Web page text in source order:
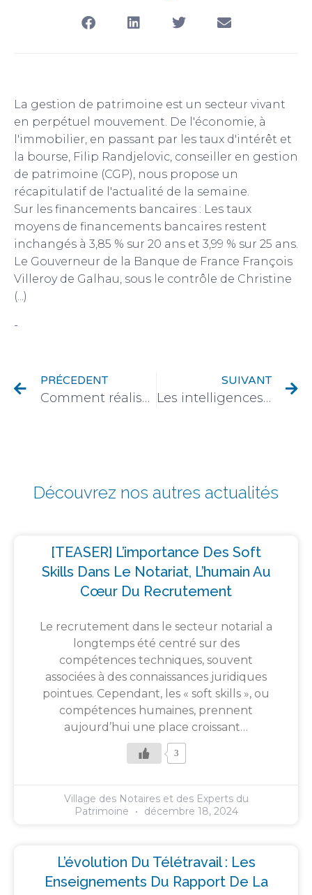
La gestion de patrimoine est un secteur vivant
en perpétuel mouvement. De l'économie, à
l'immobilier, en passant par les taux d'intérêt et
la bourse, Filip Randjelovic, conseiller en gestion
de patrimoine (CGP), nous propose un
récapitulatif de l'actualité de la semaine.
Sur les financements bancaires : Les taux
moyens de financements bancaires restent
inchangés à 3,85 % sur 20 ans et 3,99 % sur 25 ans.
Le Gouverneur de la Banque de France François
Villeroy de Galhau, sous le contrôle de Christine
(...)
-
PRÉCEDENT
Comment réaliser une traduction juridique et certifiée en Europe ?
SUIVANT
Les intelligences artificielles (Chat GPT) dans le notariat : alliance ou combat ?
Découvrez nos autres actualités
[TEASER] L’importance Des Soft
Skills Dans Le Notariat, L’humain Au
Cœur Du Recrutement
Le recrutement dans le secteur notarial a
longtemps été centré sur des
compétences techniques, souvent
associées à des connaissances juridiques
pointues. Cependant, les « soft skills », ou
compétences humaines, prennent
aujourd’hui une place croissant…
3
Village des Notaires et des Experts du
Patrimoine
décembre 18, 2024
L’évolution Du Télétravail : Les
Enseignements Du Rapport De La